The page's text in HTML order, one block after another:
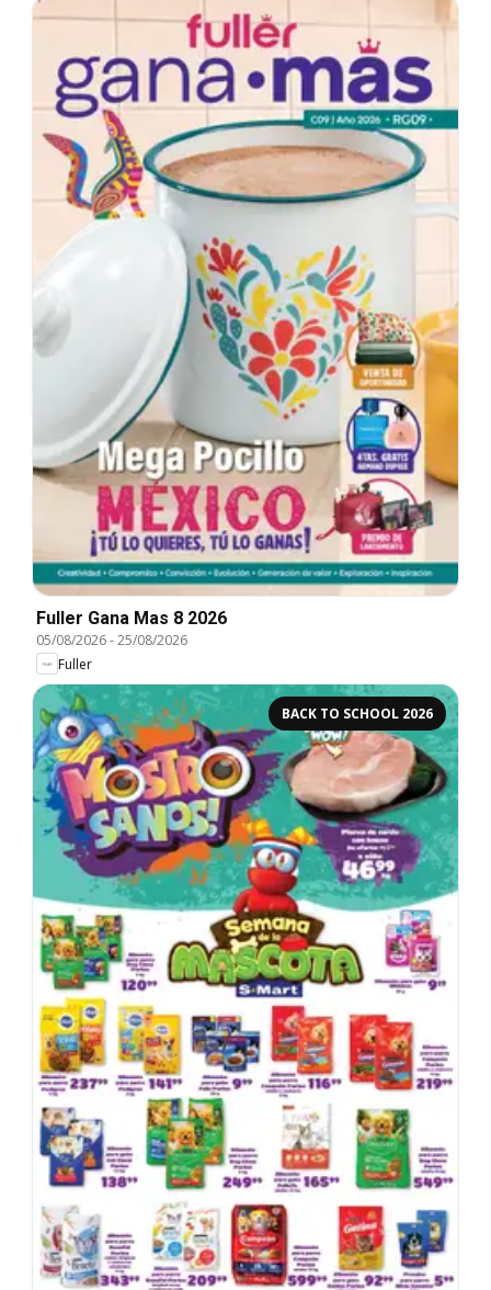
Fuller Gana Mas 8 2026
05/08/2026-25/08/2026
Fuller
BACK TO SCHOOL 2026